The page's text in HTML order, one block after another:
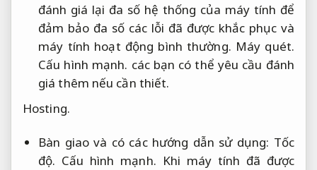
đánh giá lại đa số hệ thống của máy tính để
đảm bảo đa số các lỗi đã được khắc phục và
máy tính hoạt động bình thường. Máy quét.
Cấu hình mạnh. các bạn có thể yêu cầu đánh
giá thêm nếu cần thiết.
Hosting.
Bàn giao và có các hướng dẫn sử dụng: Tốc
độ. Cấu hình mạnh. Khi máy tính đã được